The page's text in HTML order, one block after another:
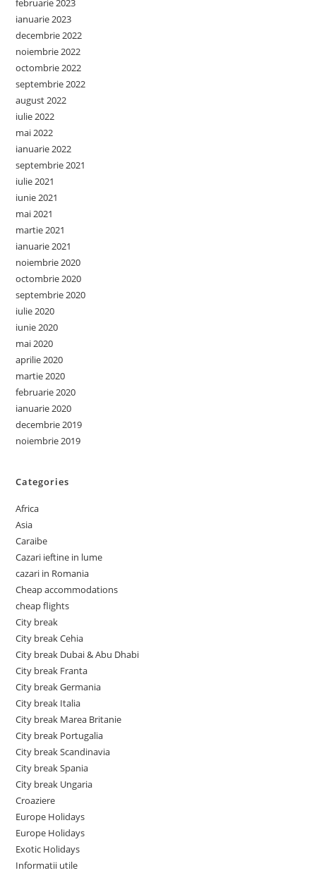
februarie 2023
ianuarie 2023
decembrie 2022
noiembrie 2022
octombrie 2022
septembrie 2022
august 2022
iulie 2022
mai 2022
ianuarie 2022
septembrie 2021
iulie 2021
iunie 2021
mai 2021
martie 2021
ianuarie 2021
noiembrie 2020
octombrie 2020
septembrie 2020
iulie 2020
iunie 2020
mai 2020
aprilie 2020
martie 2020
februarie 2020
ianuarie 2020
decembrie 2019
noiembrie 2019
Categories
Africa
Asia
Caraibe
Cazari ieftine in lume
cazari in Romania
Cheap accommodations
cheap flights
City break
City break Cehia
City break Dubai & Abu Dhabi
City break Franta
City break Germania
City break Italia
City break Marea Britanie
City break Portugalia
City break Scandinavia
City break Spania
City break Ungaria
Croaziere
Europe Holidays
Europe Holidays
Exotic Holidays
Informatii utile